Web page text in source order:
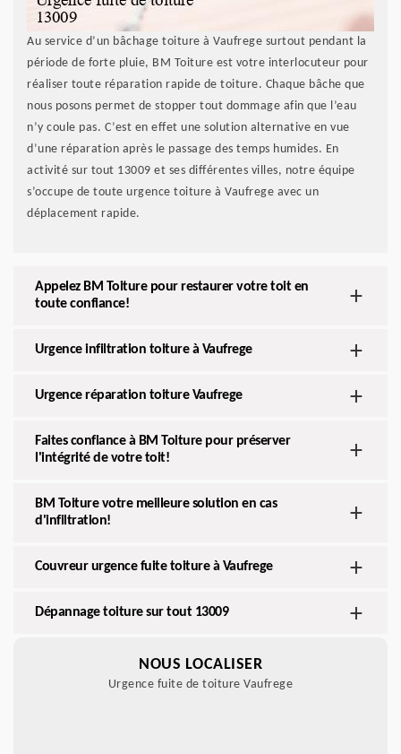
Au service d’un bâchage toiture à Vaufrege surtout pendant la
période de forte pluie, BM Toiture est votre interlocuteur pour
réaliser toute réparation rapide de toiture. Chaque bâche que
nous posons permet de stopper tout dommage afin que l’eau
n’y coule pas. C’est en effet une solution alternative en vue
d’une réparation après le passage des temps humides. En
activité sur tout 13009 et ses différentes villes, notre équipe
s’occupe de toute urgence toiture à Vaufrege avec un
déplacement rapide.
Appelez BM Toiture pour restaurer votre toit en
toute confiance!
Urgence infiltration toiture à Vaufrege
Urgence réparation toiture Vaufrege
Faites confiance à BM Toiture pour préserver
l'intégrité de votre toit!
BM Toiture votre meilleure solution en cas
d'infiltration!
Couvreur urgence fuite toiture à Vaufrege
Dépannage toiture sur tout 13009
NOUS LOCALISER
Urgence fuite de toiture Vaufrege